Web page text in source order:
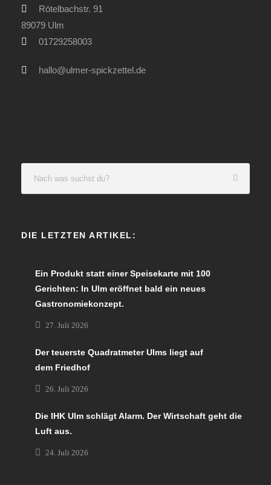
Rötelbachstr. 91
89079 Ulm
01729258003
hallo@ulmer-spickzettel.de
DIE LETZTEN ARTIKEL:
Ein Produkt statt einer Speisekarte mit 100
Gerichten: In Ulm eröffnet bald ein neues
Gastronomiekonzept.
27. Juli 2026
Der teuerste Quadratmeter Ulms liegt auf
dem Friedhof
26. Juli 2026
Die IHK Ulm schlägt Alarm. Der Wirtschaft geht die
Luft aus.
24. Juli 2026